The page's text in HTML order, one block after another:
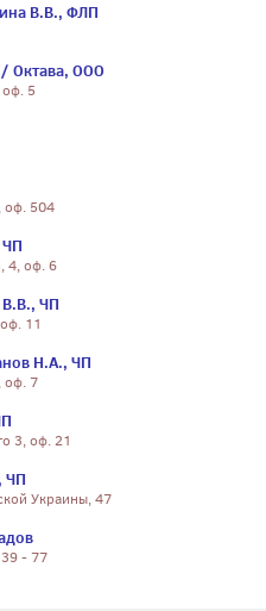
В.В., ФЛП
/ Октава, ООО
оф. 5
оф. 504
4, оф. 6
ЧП
11
Н.А., ЧП
оф. 7
3, оф. 21
ЧП
Украины, 47
- 77